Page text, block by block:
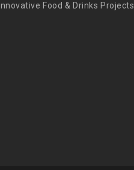
Innovative Food & Drinks Projects